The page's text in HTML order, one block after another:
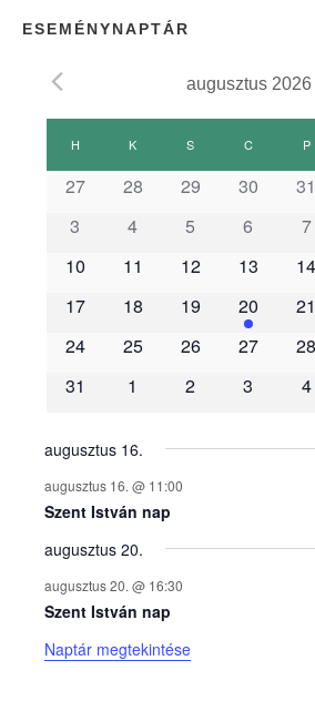
ESEMÉNYNAPTÁR
augusztus 2026
E
m
é
n
y
e
k
n
a
H K S C P
27 28 29 30 31
3
4 5 6 7
10
11 12 13 14
17
18 19 20 21
24
25 26 27 28
31
1 2 3 4
augusztus 16.
augusztus 16. @ 11:00
Szent István nap
augusztus 20.
augusztus 20. @ 16:30
Szent István nap
Naptár megtekintése